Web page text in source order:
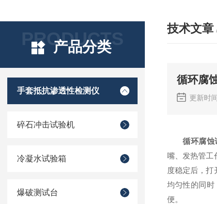
PRODUCTS
产品分类
手套抵抗渗透性检测仪
碎石冲击试验机
冷凝水试验箱
爆破测试台
技术文章
循环腐
更新时
循环腐蚀
嘴、发热管工
度稳定后，
均匀性的同
便。